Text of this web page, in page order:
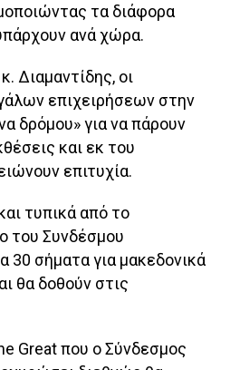
τα διάφορα
ανά χώρα.
Διαμαντίδης, οι
επιχειρήσεων στην
δρόμου» για να πάρουν
και εκ του
επιτυχία.
τυπικά από το
του Συνδέσμου
σήματα για μακεδονικά
θα δοθούν στις
Great που ο Σύνδεσμος